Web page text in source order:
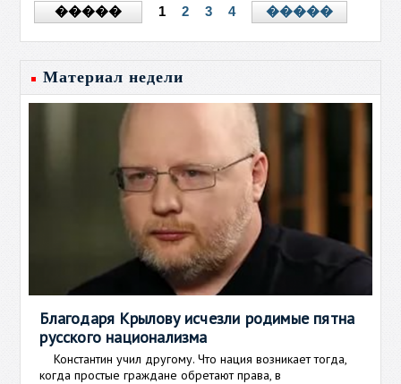
����� 1 2 3 4 �����
Материал недели
Благодаря Крылову исчезли родимые пятна
русского национализма
Константин учил другому. Что нация возникает тогда,
когда простые граждане обретают права, в